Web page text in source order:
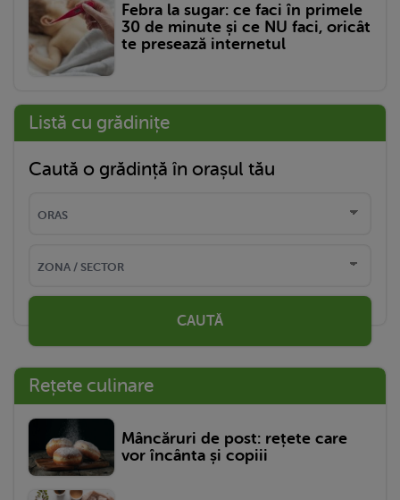
Febra la sugar: ce faci în primele
30 de minute și ce NU faci, oricât
te presează internetul
Listă cu grădinițe
Caută o grădință în orașul tău
CAUTĂ
Rețete culinare
Mâncăruri de post: rețete care
vor încânta și copiii